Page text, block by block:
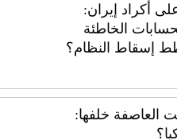
أكراد إيران:
الخاطئة
إسقاط النظام؟
العاصفة خلفها: